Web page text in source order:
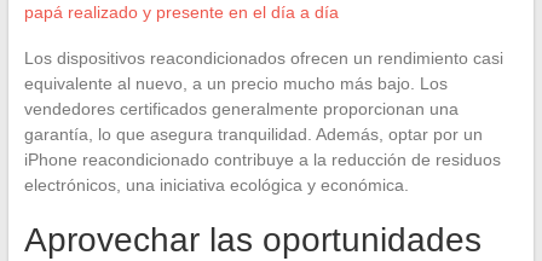
papá realizado y presente en el día a día
Los dispositivos reacondicionados ofrecen un rendimiento casi
equivalente al nuevo, a un precio mucho más bajo. Los
vendedores certificados generalmente proporcionan una
garantía, lo que asegura tranquilidad. Además, optar por un
iPhone reacondicionado contribuye a la reducción de residuos
electrónicos, una iniciativa ecológica y económica.
Aprovechar las oportunidades